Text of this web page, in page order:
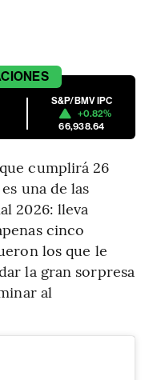
S&P/BMV IPC
+0.82%
66,938.64
cumplirá 26
una de las
2026: lleva
cinco
los que le
la gran sorpresa
al